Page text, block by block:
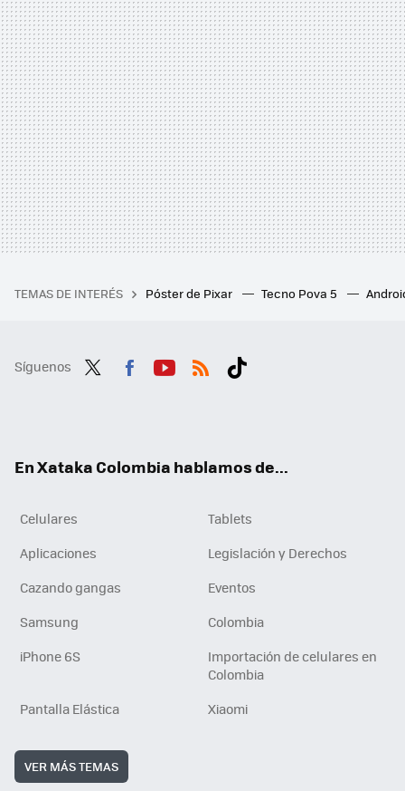
TEMAS DE INTERÉS Póster de Pixar Tecno Pova 5
Síguenos
En Xataka Colombia hablamos de...
Celulares
Tablets
Aplicaciones
Legislación y Derechos
Cazando gangas
Eventos
Samsung
Colombia
iPhone 6S
Importación de celulares en
Colombia
Pantalla Elástica
Xiaomi
VER MÁS TEMAS